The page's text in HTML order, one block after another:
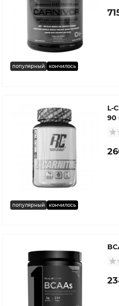
популярный кончилось
популярный кончилось
L-
90